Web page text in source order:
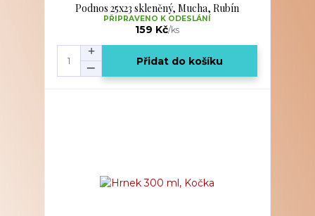
Podnos 25x23 skleněný, Mucha, Rubín
159 Kč/ks
PŘIPRAVENO K ODESLÁNÍ
Přidat do košíku